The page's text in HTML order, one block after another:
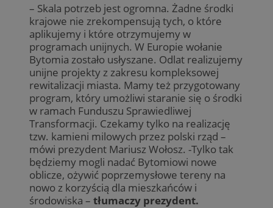
– Skala potrzeb jest ogromna. Żadne środki
krajowe nie zrekompensują tych, o które
aplikujemy i które otrzymujemy w
programach unijnych. W Europie wołanie
Bytomia zostało usłyszane. Odlat realizujemy
unijne projekty z zakresu kompleksowej
rewitalizacji miasta. Mamy też przygotowany
program, który umożliwi staranie się o środki
w ramach Funduszu Sprawiedliwej
Transformacji. Czekamy tylko na realizację
tzw. kamieni milowych przez polski rząd –
mówi prezydent Mariusz Wołosz. -Tylko tak
będziemy mogli nadać Bytomiowi nowe
oblicze, ożywić poprzemysłowe tereny na
nowo z korzyścią dla mieszkańców i
środowiska – tłumaczy prezydent.